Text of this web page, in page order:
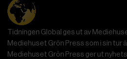
Tidningen Global ges ut av
Mediehuset Grön Press som i sin tur
Mediehuset Grön Press ger ut